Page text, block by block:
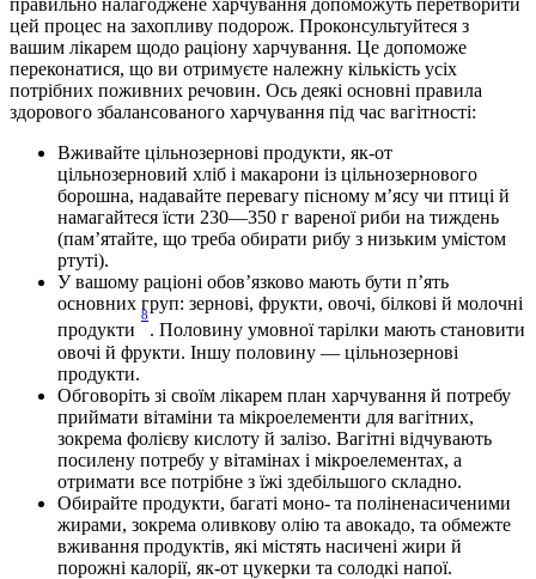
правильно налагоджене харчування допоможуть перетворити
цей процес на захопливу подорож. Проконсультуйтеся з
вашим лікарем щодо раціону харчування. Це допоможе
переконатися, що ви отримуєте належну кількість усіх
потрібних поживних речовин. Ось деякі основні правила
здорового збалансованого харчування під час вагітності:
Вживайте цільнозернові продукти, як-от
цільнозерновий хліб і макарони із цільнозернового
борошна, надавайте перевагу пісному м’ясу чи птиці й
намагайтеся їсти 230—350 г вареної риби на тиждень
(пам’ятайте, що треба обирати рибу з низьким умістом
ртуті).
У вашому раціоні обов’язково мають бути п’ять
основних груп: зернові, фрукти, овочі, білкові й молочні
продукти
8
. Половину умовної тарілки мають становити
овочі й фрукти. Іншу половину — цільнозернові
продукти.
Обговоріть зі своїм лікарем план харчування й потребу
приймати вітаміни та мікроелементи для вагітних,
зокрема фолієву кислоту й залізо. Вагітні відчувають
посилену потребу у вітамінах і мікроелементах, а
отримати все потрібне з їжі здебільшого складно.
Обирайте продукти, багаті моно- та поліненасиченими
жирами, зокрема оливкову олію та авокадо, та обмежте
вживання продуктів, які містять насичені жири й
порожні калорії, як-от цукерки та солодкі напої.